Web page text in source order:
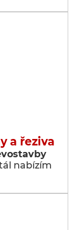
a řeziva
nabízím